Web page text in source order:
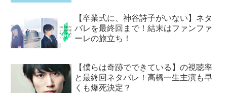
【卒業式に、神谷詩子がいない】ネタ
バレを最終回まで！結末はファンファ
ーレの旅立ち！
【僕らは奇跡でできている】の視聴率
と最終回ネタバレ！高橋一生主演も早
くも爆死決定？